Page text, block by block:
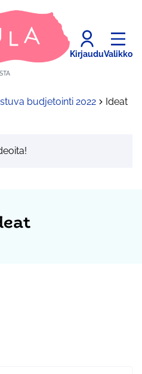
KirjauduValikko
budjetointi 2022 Ideat